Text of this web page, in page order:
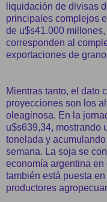
liquidación de divisas
principales complejos
de u$s41.000
corresponden al
exportaciones de
Mientras tanto, el dato
proyecciones son los
oleaginosa. En la
u$s639,34, mostrando
tonelada y
semana. La soja se
economía argentina
también está puesta
productores